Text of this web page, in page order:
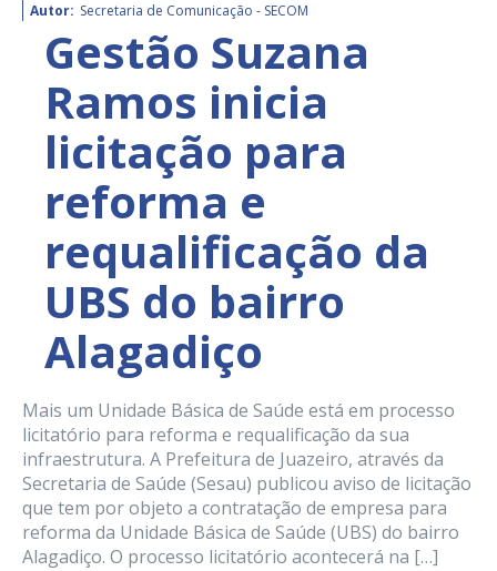
Autor: Secretaria de Comunicação - SECOM
Gestão Suzana
Ramos inicia
licitação para
reforma e
requalificação da
UBS do bairro
Alagadiço
Mais um Unidade Básica de Saúde está em processo
licitatório para reforma e requalificação da sua
infraestrutura. A Prefeitura de Juazeiro, através da
Secretaria de Saúde (Sesau) publicou aviso de licitação
que tem por objeto a contratação de empresa para
reforma da Unidade Básica de Saúde (UBS) do bairro
Alagadiço. O processo licitatório acontecerá na […]